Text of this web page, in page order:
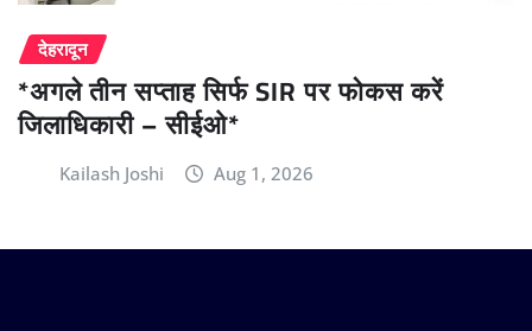
देहरादून
*अगले तीन सप्ताह सिर्फ SIR पर फोकस करें
जिलाधिकारी – सीईओ*
Kailash Joshi Aug 1, 2026